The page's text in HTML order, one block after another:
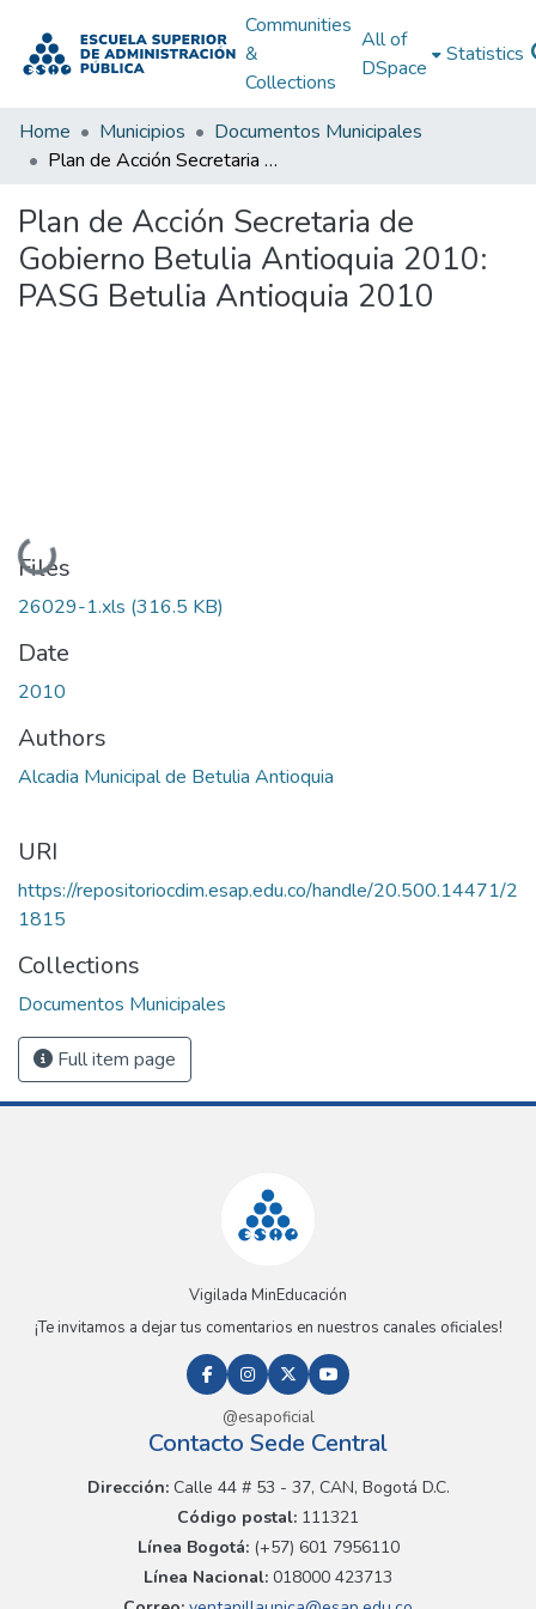
Communities
&
Collections
All of
DSpace
Statistics
Home Municipios
Documentos Municipales
Plan de Acción Secretaria de Gobierno Betulia Antioquia 2010: PASG Betulia Antioquia 2010
Plan de Acción Secretaria de
Gobierno Betulia Antioquia 2010:
PASG Betulia Antioquia 2010
Loading...
Files
26029-1.xls (316.5 KB)
Date
2010
Authors
Alcadia Municipal de Betulia Antioquia
URI
https://repositoriocdim.esap.edu.co/handle/20.500.14471/2
1815
Collections
Documentos Municipales
Full item page
Vigilada MinEducación
¡Te invitamos a dejar tus comentarios en nuestros canales oficiales!
@esapoficial
Contacto Sede Central
Dirección:Calle 44 # 53 - 37, CAN, Bogotá D.C.
Código postal: 111321
Línea Bogotá:(+57) 601 7956110
Línea Nacional: 018000 423713